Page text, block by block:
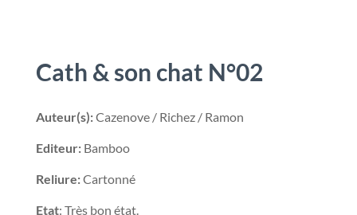
Cath & son chat N°02
Auteur(s):Cazenove / Richez / Ramon
Editeur:Bamboo
Reliure:Cartonné
Etat: Très bon état.